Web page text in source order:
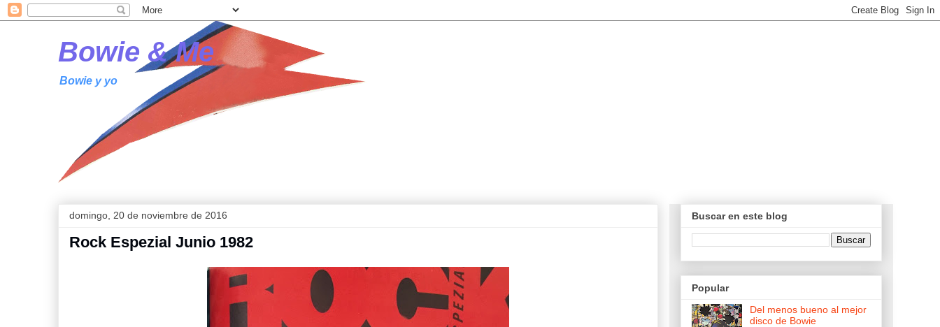
Bowie & Me
Bowie y yo
domingo, 20 de noviembre de 2016
Rock Espezial Junio 1982
Buscar en este blog
Popular
Del menos bueno al mejor
disco de Bowie